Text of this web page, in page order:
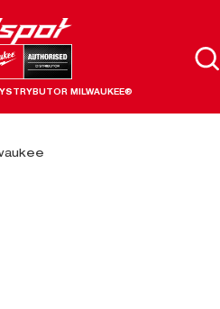
MILWAUKEE®